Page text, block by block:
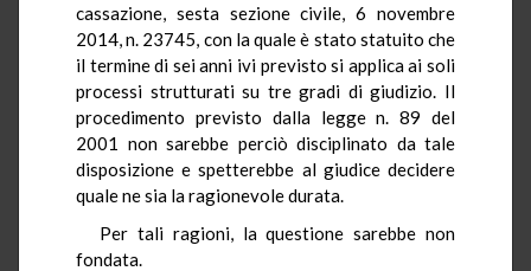
cassazione, sesta sezione civile, 6 novembre
2014, n. 23745, con la quale è stato statuito che
il termine di sei anni ivi previsto si applica ai soli
processi strutturati su tre gradi di giudizio. Il
procedimento previsto dalla legge n. 89 del
2001 non sarebbe perciò disciplinato da tale
disposizione e spetterebbe al giudice decidere
quale ne sia la ragionevole durata.
Per tali ragioni, la questione sarebbe non
fondata.